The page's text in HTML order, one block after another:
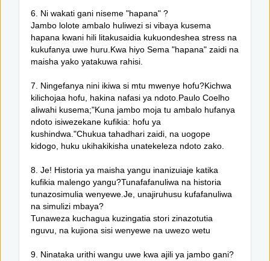
6. Ni wakati gani niseme "hapana" ?
Jambo lolote ambalo huliwezi si vibaya kusema
hapana kwani hili litakusaidia kukuondeshea stress na
kukufanya uwe huru.Kwa hiyo Sema "hapana" zaidi na
maisha yako yatakuwa rahisi.
7. Ningefanya nini ikiwa si mtu mwenye hofu?Kichwa
kilichojaa hofu, hakina nafasi ya ndoto.Paulo Coelho
aliwahi kusema;"Kuna jambo moja tu ambalo hufanya
ndoto isiwezekane kufikia: hofu ya
kushindwa."Chukua tahadhari zaidi, na uogope
kidogo, huku ukihakikisha unatekeleza ndoto zako.
8. Je! Historia ya maisha yangu inanizuiaje katika
kufikia malengo yangu?Tunafafanuliwa na historia
tunazosimulia wenyewe.Je, unajiruhusu kufafanuliwa
na simulizi mbaya?
Tunaweza kuchagua kuzingatia stori zinazotutia
nguvu, na kujiona sisi wenyewe na uwezo wetu
9. Ninataka urithi wangu uwe kwa ajili ya jambo gani?